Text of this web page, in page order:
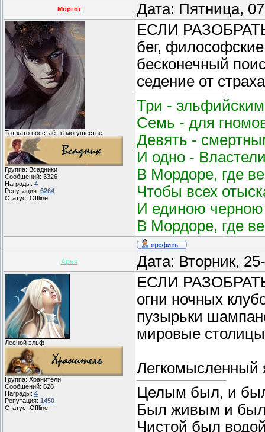
Моргот Дата: Пятница,
Тот като восстаёт в могуществе.
Группа: Всадники
Сообщений: 3326
Награды: 4
Репутация: 6264
Статус: Offline
ЕСЛИ
бег,
бесконечный
седение от страха
Три -
Семь - для
Девять -
И одно -
В Мордоре, где
Чтобы всех
И единою черною
В Мордоре, где
Арья Дата: Вторник,
Лесной эльф
Группа: Хранители
Сообщений: 628
Награды: 4
Репутация: 1450
Статус: Offline
ЕСЛИ
огни ночных
пузырьки
мировые
Легкомысленный
Целым был, и
Был живым и
Чистой был